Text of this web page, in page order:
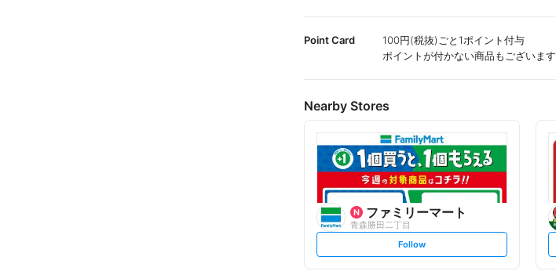
Point Card
100円(税抜)ごと1ポイント付与
ポイントが付かない商品もございます
Nearby Stores
ファミリーマート
青森勝田二丁目
s
t
Follow